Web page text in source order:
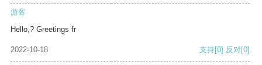
游客
Hello,? Greetings fr
2022-10-18 支持[0] 反对[0]